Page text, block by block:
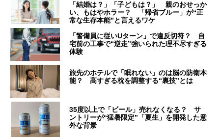
「結婚は？」「子どもは？」 親のおせっか
い、もはやホラー？ 「帰省ブルー」が“正
常な生存本能”と言えるワケ
「警備員に従いUターン」で違反切符？ 自
宅前の工事で“逆走”強いられた理不尽すぎる
体験
旅先のホテルで「眠れない」のは脳の防衛本
能？ 高すぎる枕を調整する“裏技”とは
35度以上で「ビール」売れなくなる？ サ
ントリーが“猛暑限定”「夏生」を開発した意
外な背景